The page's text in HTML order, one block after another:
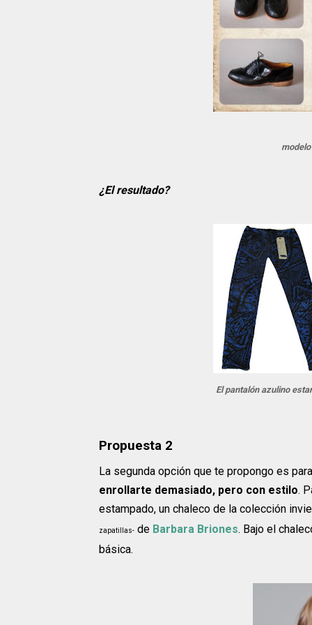
¿El resultado?
El pantalón azulino
Propuesta 2
La segunda opción que te propongo es
enrollarte demasiado, pero con estilo.
estampado, un chaleco de la colección
zapatillas- de Barbara Briones. Bajo el
básica.